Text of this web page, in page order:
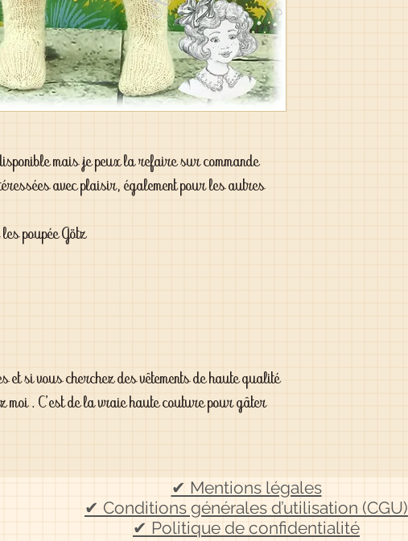
mais je peux la refaire sur commande
avec plaisir, également pour les autres
poupée Götz
et si vous cherchez des vêtements de haute qualité
moi . C'est de la vraie haute couture pour gâter
✔ Mentions légales
✔ Conditions générales d’utilisation (CGU)
✔ Politique de confidentialité